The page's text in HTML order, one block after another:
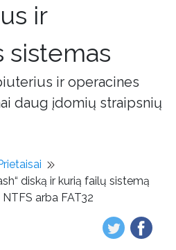
ir
sistemas
ir operacines
daug įdomių straipsnių
diską ir kurią failų sistemą
arba FAT32